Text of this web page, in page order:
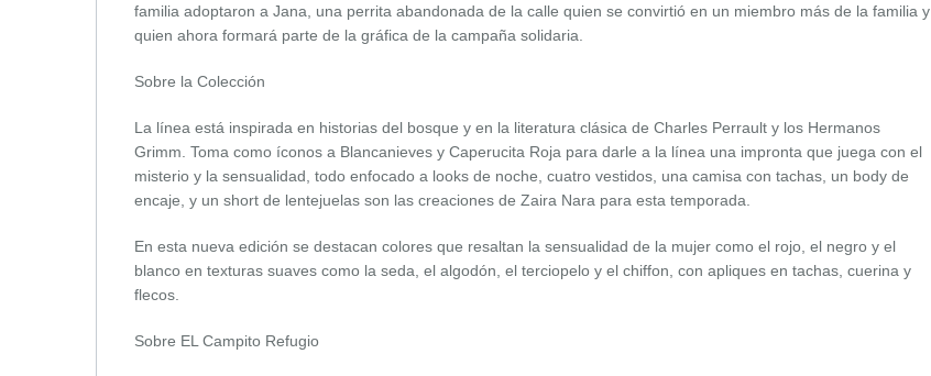
familia adoptaron a Jana, una perrita abandonada de la calle quien se convirtió en un miembro más de la familia y
quien ahora formará parte de la gráfica de la campaña solidaria.
Sobre la Colección
La línea está inspirada en historias del bosque y en la literatura clásica de Charles Perrault y los Hermanos
Grimm. Toma como íconos a Blancanieves y Caperucita Roja para darle a la línea una impronta que juega con el
misterio y la sensualidad, todo enfocado a looks de noche, cuatro vestidos, una camisa con tachas, un body de
encaje, y un short de lentejuelas son las creaciones de Zaira Nara para esta temporada.
En esta nueva edición se destacan colores que resaltan la sensualidad de la mujer como el rojo, el negro y el
blanco en texturas suaves como la seda, el algodón, el terciopelo y el chiffon, con apliques en tachas, cuerina y
flecos.
Sobre EL Campito Refugio